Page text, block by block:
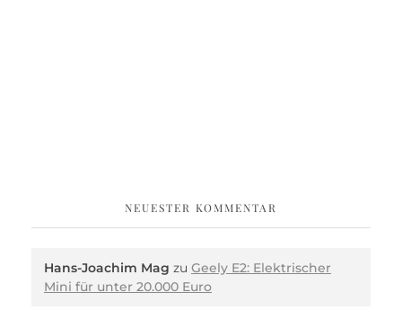
NEUESTER KOMMENTAR
Hans-Joachim Mag zu Geely E2: Elektrischer
Mini für unter 20.000 Euro